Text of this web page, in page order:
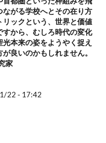
がる学校へとその在り方
ックという、世界と価値
から、むしろ時代の変化
本来の姿をようやく捉え
良いのかもしれません。
家
22 - 17:42